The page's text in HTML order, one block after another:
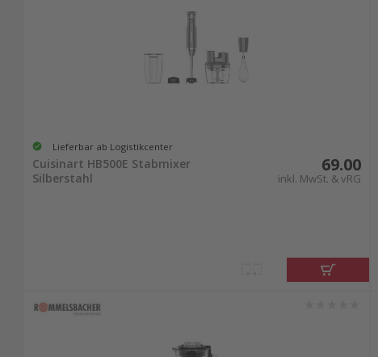
Lieferbar ab Logistikcenter
Cuisinart HB500E Stabmixer
Silberstahl
69.00
inkl. MwSt. & vRG